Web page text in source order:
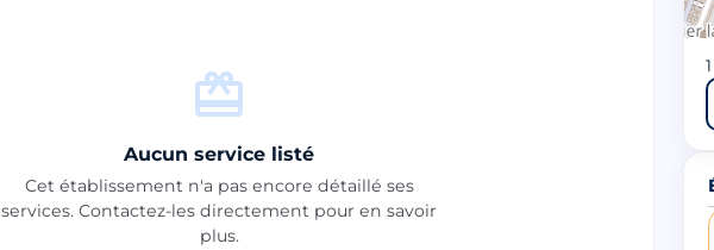
Aucun service listé
Cet établissement n'a pas encore détaillé ses
services. Contactez-les directement pour en savoir
plus.